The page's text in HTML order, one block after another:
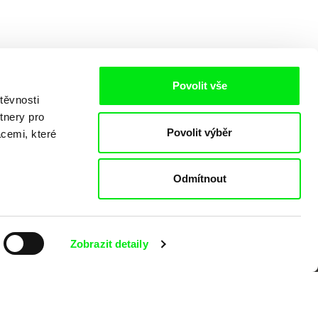
pro
které
Zobrazit detaily
Povolit vše
Povolit výběr
Odmítnout